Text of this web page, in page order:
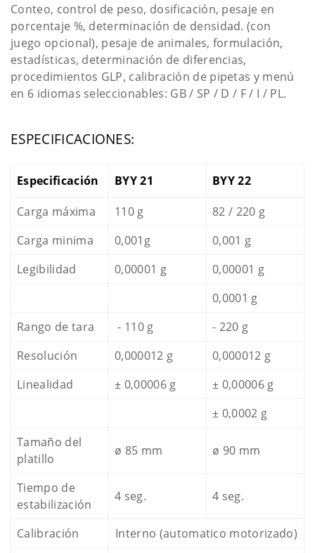
Conteo, control de peso, dosificación, pesaje en
porcentaje %, determinación de densidad. (con
juego opcional), pesaje de animales, formulación,
estadísticas, determinación de diferencias,
procedimientos GLP, calibración de pipetas y menú
en 6 idiomas seleccionables: GB / SP / D / F / I / PL.
ESPECIFICACIONES:
Especificación BYY 21
BYY 22
Carga máxima
110 g
82 / 220 g
Carga minima
0,001g
0,001 g
Legibilidad
0,00001 g
0,00001 g
0,0001 g
Rango de tara
- 110 g
- 220 g
Resolución
0,000012 g
0,000012 g
Linealidad
± 0,00006 g
± 0,00006 g
± 0,0002 g
Tamaño del
platillo
ø 85 mm ø 90 mm
Tiempo de
estabilización
4 seg. 4 seg.
Calibración Interno (automatico motorizado)